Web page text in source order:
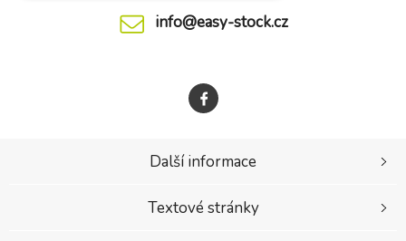
info@easy-stock.cz
Další informace
Textové stránky